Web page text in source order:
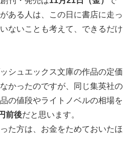
ある人は、この日に書店に走っ
ないことも考えて、できるだけ
シュエックス文庫の作品の定価
かったのですが、同じ集英社の
の値段やライトノベルの相場を
前後だと思います。
た方は、お金をためておいたほ